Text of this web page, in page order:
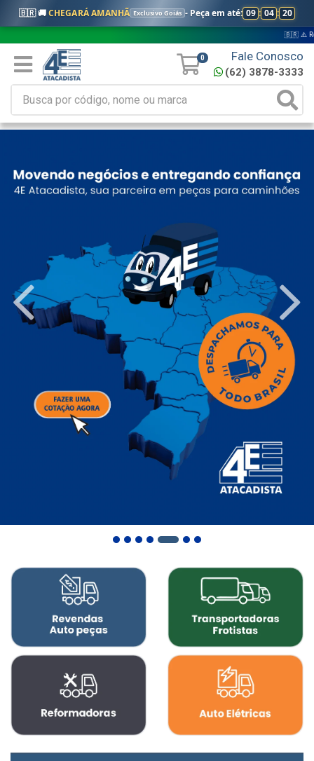
🇧🇷 🚚CHEGARÁ AMANHÃ Exclusivo Goiás - Peça em até: 09 : 04 : 18
🇧🇷 ⚠️ Regras válidas
0 Fale Conosco
(62) 3878-3333